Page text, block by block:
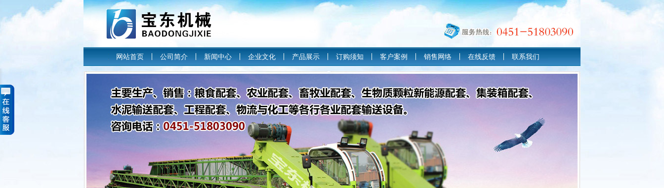
网站首页 公司简介 新闻中心 企业文化 产品展示 订购须知 客户案例 销售网络 在线反馈 联系我们